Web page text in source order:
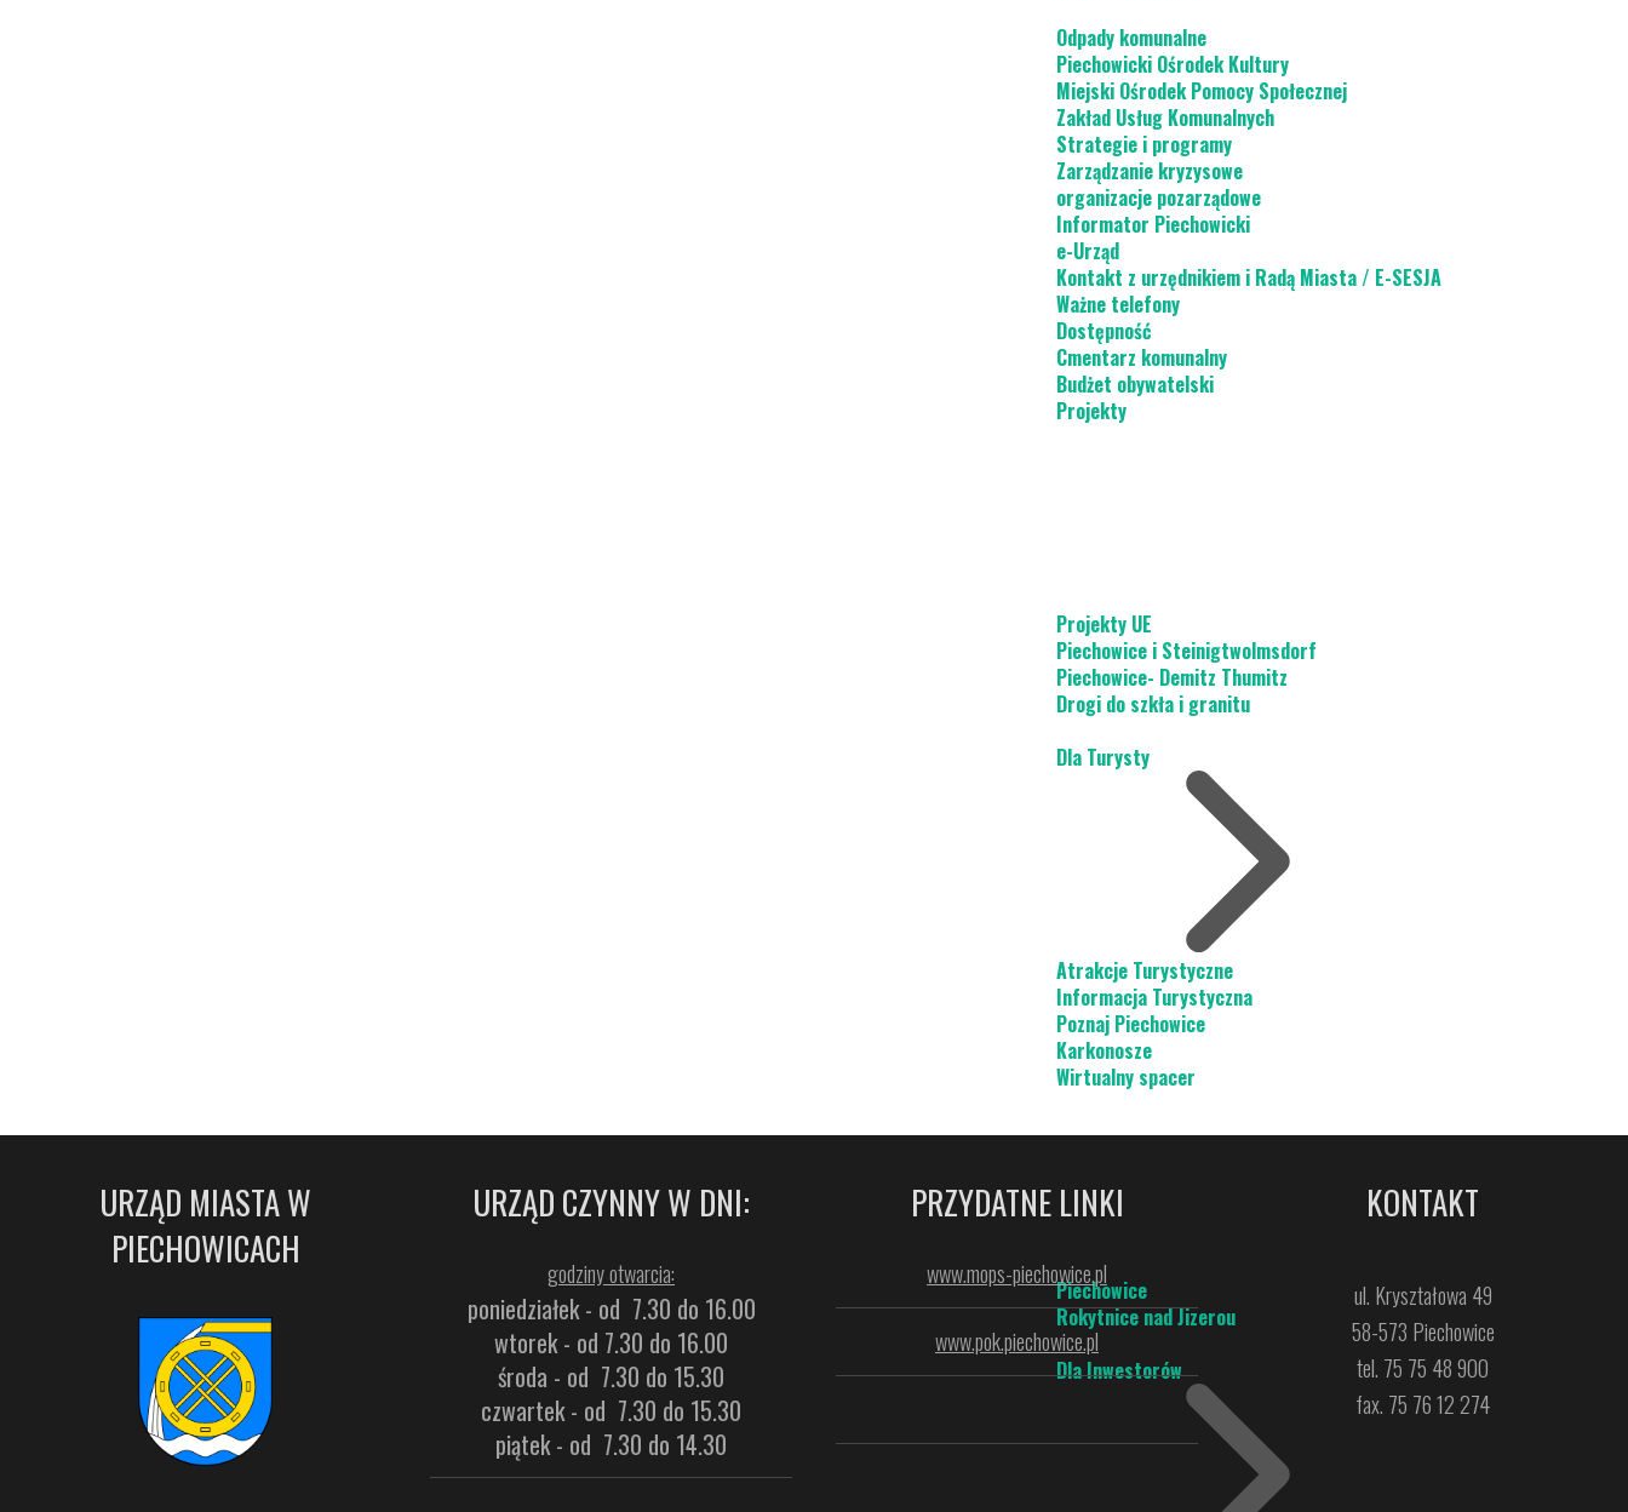
Odpady komunalne
Piechowicki Ośrodek Kultury
Miejski Ośrodek Pomocy Społecznej
Zakład Usług Komunalnych
Strategie i programy
Zarządzanie kryzysowe
organizacje pozarządowe
Informator Piechowicki
e-Urząd
Kontakt z urzędnikiem i Radą Miasta / E-SESJA
Ważne telefony
Dostępność
Cmentarz komunalny
Budżet obywatelski
Projekty
Projekty UE
Piechowice i Steinigtwolmsdorf
Piechowice- Demitz Thumitz
Drogi do szkła i granitu
Dla Turysty
Atrakcje Turystyczne
Informacja Turystyczna
Poznaj Piechowice
Karkonosze
Wirtualny spacer
Piechowice
Rokytnice nad Jizerou
Dla Inwestorów
URZĄD MIASTA W
PIECHOWICACH
URZĄD CZYNNY W DNI:
godziny otwarcia:
poniedziałek - od 7.30 do 16.00
wtorek - od 7.30 do 16.00
środa - od 7.30 do 15.30
czwartek - od 7.30 do 15.30
piątek - od 7.30 do 14.30
PRZYDATNE LINKI
www.mops-piechowice.pl
www.pok.piechowice.pl
KONTAKT
ul. Kryształowa 49
58-573 Piechowice
tel. 75 75 48 900
fax. 75 76 12 274